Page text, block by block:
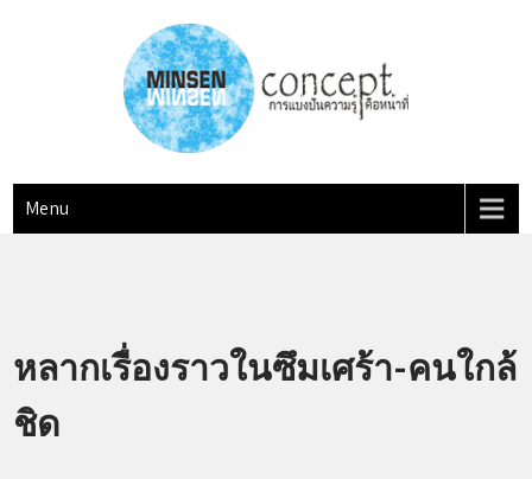
MINSEN Concept
Menu
หลากเรื่องราวในซึมเศร้า-คนใกล้
ชิด